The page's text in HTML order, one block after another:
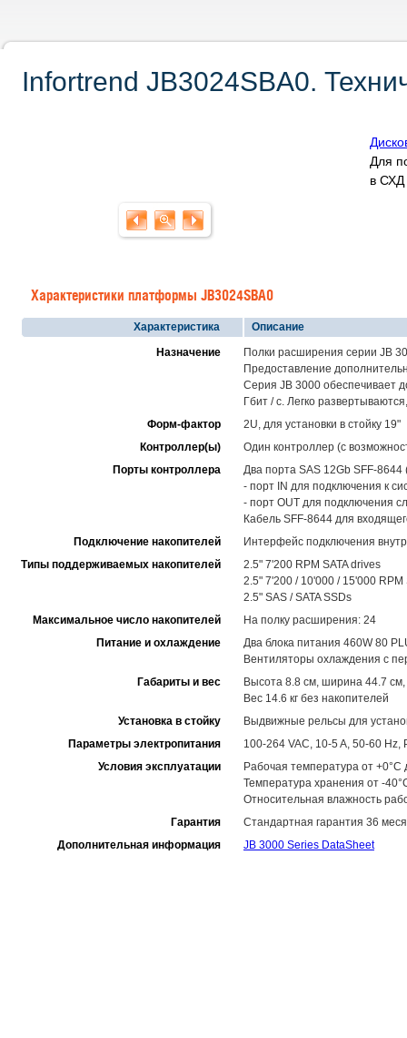
Infortrend JB3024SBA0.
Для
в СХД
Характеристики платформы JB3024SBA0
Характеристика
Описание
Назначение
Полки расширения серии JB
Предоставление
Серия JB 3000 обеспечивает
Гбит / с. Легко
Форм-фактор
2U, для установки в стойку 19"
Контроллер(ы)
Один контроллер (с
Порты контроллера
Два порта SAS 12Gb SFF-8644
- порт IN для подключения к
- порт OUT для подключения
Кабель SFF-8644 для
Подключение накопителей
Интерфейс подключения
Типы поддерживаемых накопителей
2.5" 7'200 RPM SATA drives
2.5" 7'200 / 10'000 / 15'000 RPM
2.5" SAS / SATA SSDs
Максимальное число накопителей
На полку расширения: 24
Питание и охлаждение
Два блока питания 460W 80
Вентиляторы охлаждения с
Габариты и вес
Высота 8.8 см, ширина 44.7 см,
Вес 14.6 кг без накопителей
Установка в стойку
Выдвижные рельсы для
Параметры электропитания
100-264 VAC, 10-5 A, 50-60 Hz,
Условия эксплуатации
Рабочая температура от +0°C
Температура хранения от -
Относительная влажность
Гарантия
Стандартная гарантия 36
Дополнительная информация
JB 3000 Series DataSheet